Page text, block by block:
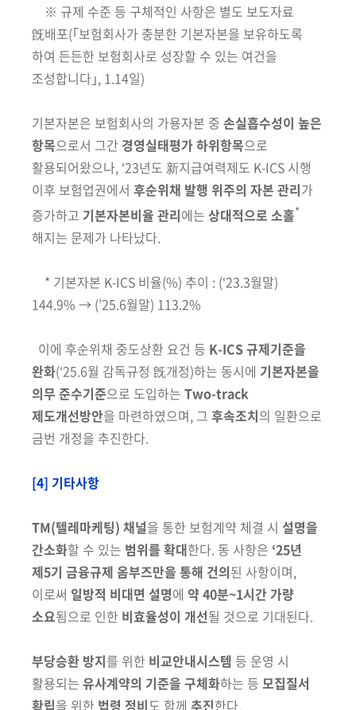
※ 규제 수준 등 구체적인 사항은 별도 보도자료
旣배포(｢보험회사가 충분한 기본자본을 보유하도록
하여 든든한 보험회사로 성장할 수 있는 여건을
조성합니다｣, 1.14일)
기본자본은 보험회사의 가용자본 중 손실흡수성이 높은
항목으로서 그간 경영실태평가 하위항목으로
활용되어왔으나, ‘23년도 新지급여력제도 K-ICS 시행
이후 보험업권에서 후순위채 발행 위주의 자본 관리가
증가하고 기본자본비율 관리에는 상대적으로 소홀*
해지는 문제가 나타났다.
* 기본자본 K-ICS 비율(%) 추이 : (‘23.3월말)
144.9% → (’25.6월말) 113.2%
이에 후순위채 중도상환 요건 등 K-ICS 규제기준을
완화(‘25.6월 감독규정 旣개정)하는 동시에 기본자본을
의무 준수기준으로 도입하는 Two-track
제도개선방안을 마련하였으며, 그 후속조치의 일환으로
금번 개정을 추진한다.
[4] 기타사항
TM(텔레마케팅) 채널을 통한 보험계약 체결 시 설명을
간소화할 수 있는 범위를 확대한다. 동 사항은 ‘25년
제5기 금융규제 옴부즈만을 통해 건의된 사항이며,
이로써 일방적 비대면 설명에 약 40분~1시간 가량
소요됨으로 인한 비효율성이 개선될 것으로 기대된다.
부당승환 방지를 위한 비교안내시스템 등 운영 시
활용되는 유사계약의 기준을 구체화하는 등 모집질서
확립을 위한 법령 정비도 함께 추진한다.